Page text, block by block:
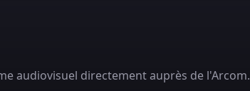
audiovisuel directement auprès de l'Arcom.